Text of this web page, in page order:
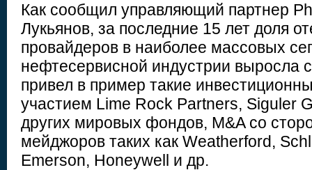
Как сообщил управляющий партнер
Лукьянов, за последние 15 лет доля
провайдеров в наиболее массовых
нефтесервисной индустрии выросла
привел в пример такие
участием Lime Rock Partners, Siguler
других мировых фондов, M&A со
мейджоров таких как Weatherford,
Emerson, Honeywell и др.